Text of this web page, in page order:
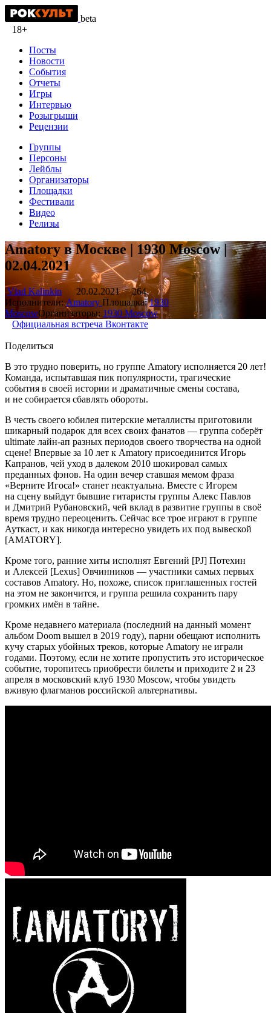
beta
18+
Посты
Новости
События
Отчеты
Игры
Интервью
Розыгрыши
Рецензии
Группы
Персоны
Лейблы
Организаторы
Площадки
Фестивали
Видео
Релизы
Amatory в Москве | 1930 Moscow |
02.04.2021
Vlad Kalinkin 20.02.2021
264
Исполнители:Amatory Площадка:1930
MoscowОрганизаторы: 1930 Moscow
Официальная встреча Вконтакте
Поделиться
В это трудно поверить, но группе Amatory исполняется 20 лет!
Команда, испытавшая пик популярности, трагические
события в своей истории и драматичные смены состава,
и не собирается сбавлять обороты.
В честь своего юбилея питерские металлисты приготовили
шикарный подарок для всех своих фанатов — группа соберёт
ultimate лайн-ап разных периодов своего творчества на одной
сцене! Впервые за 10 лет к Amatory присоединится Игорь
Капранов, чей уход в далеком 2010 шокировал самых
преданных фэнов. На один вечер ставшая мемом фраза
«Верните Игоса!» станет неактуальна. Вместе с Игорем
на сцену выйдут бывшие гитаристы группы Алекс Павлов
и Дмитрий Рубановский, чей вклад в развитие группы в своё
время трудно переоценить. Сейчас все трое играют в группе
Ауткаст, и как никогда интересно увидеть их под вывеской
[AMATORY].
Кроме того, ранние хиты исполнят Евгений [PJ] Потехин
и Алексей [Lexus] Овчинников — участники самых первых
составов Amatory. Но, похоже, список приглашенных гостей
на этом не закончится, и группа решила сохранить пару
громких имён в тайне.
Кроме недавнего материала (последний на данный момент
альбом Doom вышел в 2019 году), парни обещают исполнить
кучу старых убойных треков, которые Amatory не играли
годами. Поэтому, если не хотите пропустить это историческое
событие, торопитесь приобрести билеты и приходите 2 и 23
апреля в московский клуб 1930 Moscow, чтобы увидеть
вживую флагманов российской альтернативы.